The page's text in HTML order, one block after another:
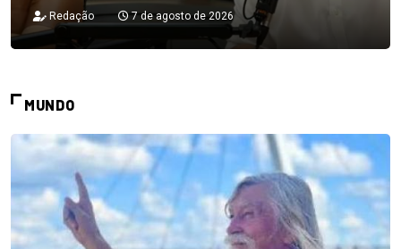
Redação 7 de agosto de 2026
MUNDO